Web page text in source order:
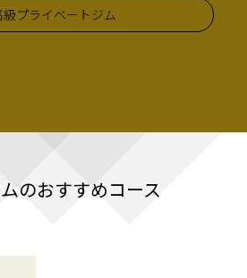
級プライベートジム
のおすすめコース